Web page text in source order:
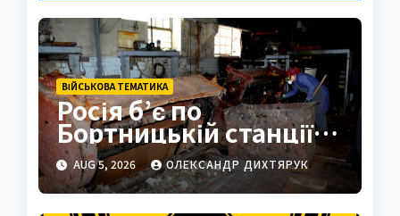
ВІЙСЬКОВА ТЕМАТИКА
Росія б’є по
Бортницькій станції:
експерт попередив
про катастрофу
AUG 5, 2026 ОЛЕКСАНДР ДИХТЯРУК